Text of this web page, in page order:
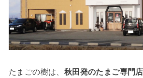
たまごの樹は、 秋田発のたまご専門店